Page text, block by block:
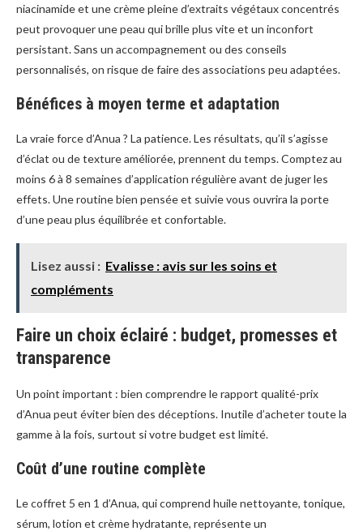
niacinamide et une crème pleine d’extraits végétaux concentrés
peut provoquer une peau qui brille plus vite et un inconfort
persistant. Sans un accompagnement ou des conseils
personnalisés, on risque de faire des associations peu adaptées.
Bénéfices à moyen terme et adaptation
La vraie force d’Anua ? La patience. Les résultats, qu’il s’agisse
d’éclat ou de texture améliorée, prennent du temps. Comptez au
moins 6 à 8 semaines d’application régulière avant de juger les
effets. Une routine bien pensée et suivie vous ouvrira la porte
d’une peau plus équilibrée et confortable.
Lisez aussi : Evalisse : avis sur les soins et
compléments
Faire un choix éclairé : budget, promesses et
transparence
Un point important : bien comprendre le rapport qualité-prix
d’Anua peut éviter bien des déceptions. Inutile d’acheter toute la
gamme à la fois, surtout si votre budget est limité.
Coût d’une routine complète
Le coffret 5 en 1 d’Anua, qui comprend huile nettoyante, tonique,
sérum, lotion et crème hydratante, représente un